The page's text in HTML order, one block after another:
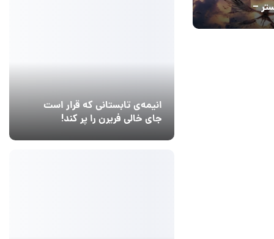
–
Avatar:
انیمه‌ی تابستانی که قرار است
جای خالی فریرن را پر کند!